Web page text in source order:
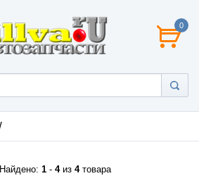
0
Найдено: 1 - 4из 4товара